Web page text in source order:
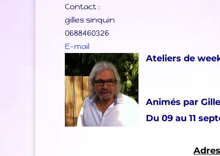
Contact :
gilles sinquin
0688460326
E-mail
Ateliers de
Animés par
Du 09 au 11